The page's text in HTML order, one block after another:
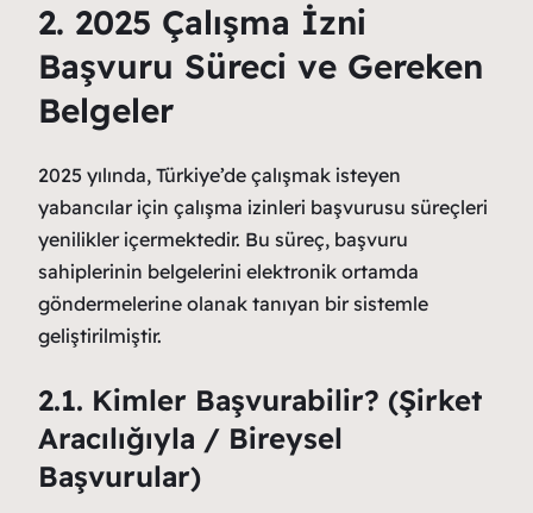
2. 2025 Çalışma İzni
Başvuru Süreci ve Gereken
Belgeler
2025 yılında, Türkiye’de çalışmak isteyen
yabancılar için çalışma izinleri başvurusu süreçleri
yenilikler içermektedir. Bu süreç, başvuru
sahiplerinin belgelerini elektronik ortamda
göndermelerine olanak tanıyan bir sistemle
geliştirilmiştir.
2.1. Kimler Başvurabilir? (Şirket
Aracılığıyla / Bireysel
Başvurular)